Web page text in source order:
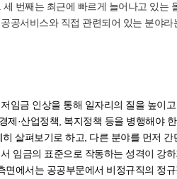
번째는 최근에 빠르게 늘어나고 있는
공서비스와 직접 관련되어 있는 분야라
임금 인상을 통해 일자리의 질을 높이
·산업정책, 복지정책 등을 병행해야
살펴보기로 하고, 다른 분야를 먼저 간
임금의 표준으로 작동하는 성격이 강
에서는 공공부문에서 비정규직의 정